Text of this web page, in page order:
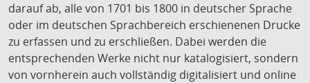
darauf ab, alle von 1701 bis 1800 in deutscher Sprache
oder im deutschen Sprachbereich erschienenen Drucke
zu erfassen und zu erschließen. Dabei werden die
entsprechenden Werke nicht nur katalogisiert, sondern
von vornherein auch vollständig digitalisiert und online